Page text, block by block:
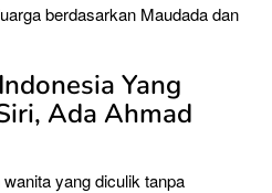
berdasarkan Maudada dan
Yang
Ada Ahmad
yang diculik tanpa